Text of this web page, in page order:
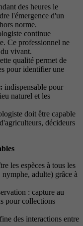
des heures le
l'émergence d'un
norme.
continue
Ce professionnel ne
du vivant.
qualité permet de
pour identifier une
indispensable pour
naturel et les
doit être capable
décideurs
les espèces à tous les
adulte) grâce à
: capture au
pour collections
des interactions entre